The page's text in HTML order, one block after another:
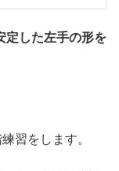
定した左手の形を
習をします。